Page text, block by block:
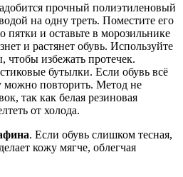
прочный полиэтиленовый
на одну треть. Поместите его
пятки и оставьте в морозильнике
и растянет обувь. Используйте
чтобы избежать протечек.
бутылки. Если обувь всё
можно повторить. Метод не
так как белая резиновая
от холода.
. Если обувь слишком тесная,
кожу мягче, облегчая